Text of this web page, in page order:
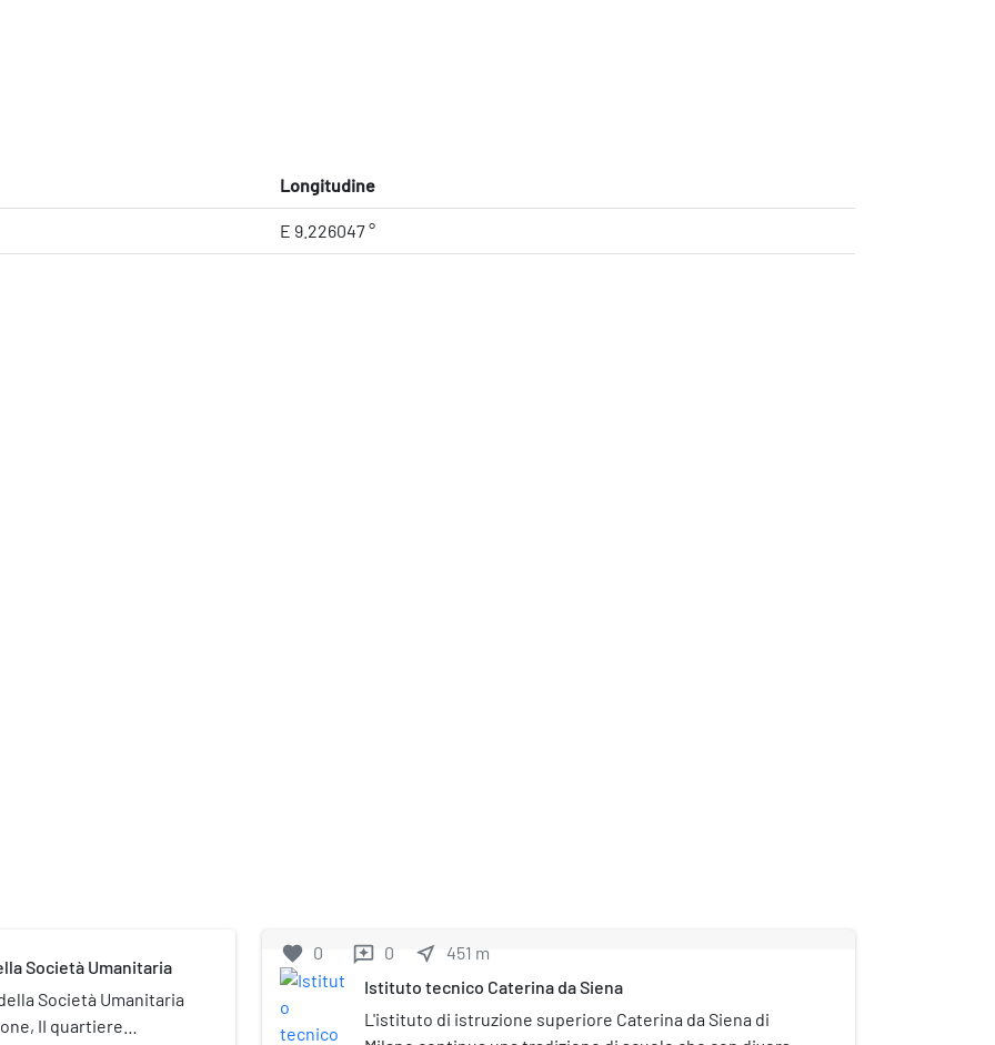
Longitudine
E 9.226047 °
Società Umanitaria
Società Umanitaria
II quartiere
favorite 0 reviews 0 near_me 451 m
Istituto tecnico Caterina da Siena
L'istituto di istruzione superiore Caterina da Siena di